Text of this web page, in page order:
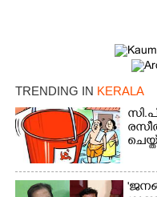
TRENDING IN KERALA